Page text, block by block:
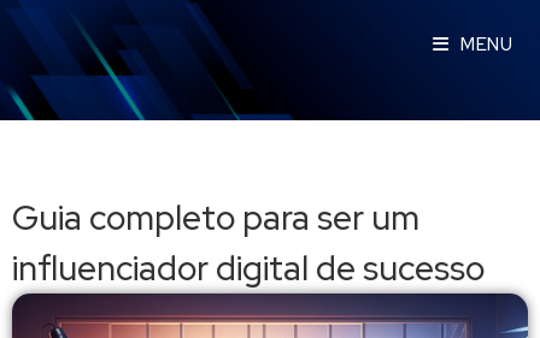
MENU
Guia completo para ser um
influenciador digital de sucesso